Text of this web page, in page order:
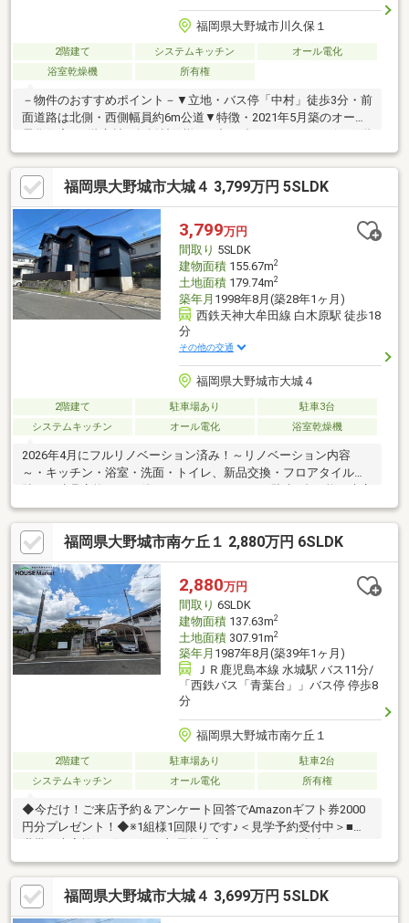
福岡県大野城市川久保１
2階建て システムキッチン
オール電化
浴室乾燥機
所有権
－物件のおすすめポイント－▼立地・バス停「中村」徒歩3分・前
面道路は北側・西側幅員約6m公道▼特徴・2021年5月築のオール
段・食洗機付キッチン・LD隣接の和室は多目的に活用可・WIC
等、各洋室・和室・ホールに収納有・南側にバルコニー・お庭
有・並列駐車2台可(車種による)▼設備・1坪浴室・浴室乾燥機付
▼周辺環境・マルキョウ川久保店 徒歩4分(約300m)・中公園 徒歩
1分(約80m)■ ご希望の住まい探しをお手伝いします
━━━━━・・・物件の詳細・ご相談はお気軽にお問い合わせく
ださい。
福岡県大野城市大城４ 3,799万円 5SLDK
3,799万円
間取り 5SLDK
建物面積155.67m2
土地面積179.74m2
築年月 1998年8月(築28年1ヶ月)
西鉄天神大牟田線 白木原駅 徒歩18
分
その他の交通
福岡県大野城市大城４
2階建て 駐車場あり
駐車3台
システムキッチン
オール電化 浴室乾燥機
2026年4月にフルリノベーション済み！～リノベーション内容
～・キッチン・浴室・洗面・トイレ、新品交換・フロアタイル上
貼り・建具交換～その他おすすめポイント～ 駐車3台可能で来客
時も安心！ 角地のため、日当たり・通風良好なオール電化物
件！『くらしまるごと』のヤマダデンキの不動産なら家電・家具
もワンストップで揃います！まずはお気軽にお問い合わせくださ
い。お問い合わせは・・・ヤマダデンキ 不動産事業部 TLS福
岡志免本店TEL：092-405-5566 まで！
福岡県大野城市南ケ丘１ 2,880万円 6SLDK
2,880万円
間取り 6SLDK
建物面積137.63m2
土地面積307.91m2
築年月 1987年8月(築39年1ヶ月)
ＪＲ鹿児島本線 水城駅 バス11分/
「西鉄バス「青葉台」」バス停 停歩8
分
福岡県大野城市南ケ丘１
2階建て 駐車場あり
駐車2台
システムキッチン
オール電化 所有権
◆今だけ！ご来店予約＆アンケート回答でAmazonギフト券2000
円分プレゼント！◆※1組様1回限りです♪＜見学予約受付中＞■二
りの敷地で駐車やお庭も広々使える住まい■南向きバルコニーで
日当たり風通し良好■家計に優しいオール電化住宅■大切な愛車を
雨や日差しから守るカーポート付き■落ち着いた雰囲気の閑静な
住宅地不動産はどこで買っても同じです。しかし「誰から買う
福岡県大野城市大城４ 3,699万円 5SLDK